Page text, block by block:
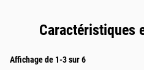
Caractéristiques
Affichage de 1-3 sur 6